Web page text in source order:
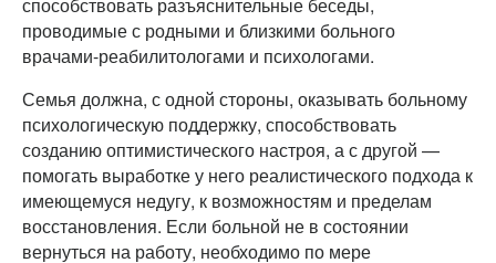
проводимые с родными и близкими больного
врачами-реабилитологами и психологами.
Семья должна, с одной стороны, оказывать больному
психологическую поддержку, способствовать
созданию оптимистического настроя, а с другой —
помогать выработке у него реалистического подхода к
имеющемуся недугу, к возможностям и пределам
восстановления. Если больной не в состоянии
вернуться на работу, необходимо по мере